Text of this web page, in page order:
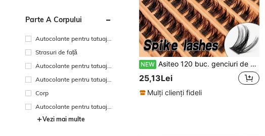
Parte A Corpului
Autocolante pentru tatuaje
Strasuri de față
Autocolante pentru tatuaje
Autocolante pentru tatuaje
Corp
Autocolante pentru tatuaje
fețeiVezi mai multe
NEW Asiteo 120 buc. genciuri de gene în grupuri, gene pufoase și moi cu vârfuri, D Curl, genciuri de gene criss-cross și rarefiate, gene individuale naturale pentru machiaj, extensii de gene avansate cu vârfuri, gene tip evantai moale pentru călătorii și uz zilnic, extensii DIY de gene acasă
25,13Lei
Mulți clienți fideli